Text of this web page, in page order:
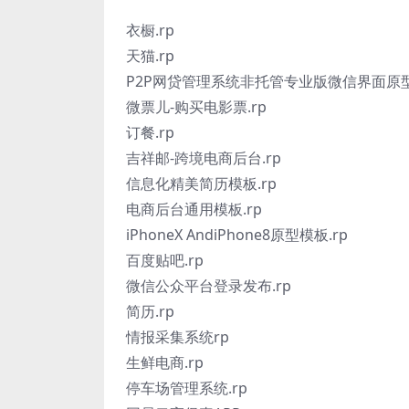
衣橱.rp
天猫.rp
P2P网贷管理系统非托管专业版微信界面原
微票儿-购买电影票.rp
订餐.rp
吉祥邮-跨境电商后台.rp
信息化精美简历模板.rp
电商后台通用模板.rp
iPhoneX AndiPhone8原型模板.rp
百度贴吧.rp
微信公众平台登录发布.rp
简历.rp
情报采集系统rp
生鲜电商.rp
停车场管理系统.rp